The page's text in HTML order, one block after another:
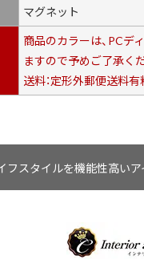
マグネット
商品のカラーは、PCデ
ますので予めご了承く
送料：定形外郵便送料有
フスタイルを機能性高い